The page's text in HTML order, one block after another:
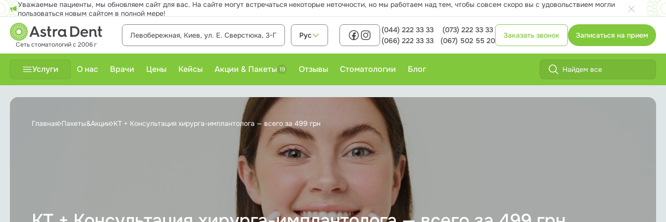
Уважаемые пациенты, мы обновляем сайт для вас. На сайте могут встречаться некоторые неточности, но мы работаем над тем, чтобы совсем скоро вы с удовольствием могли
пользоваться новым сайтом в полной мере!
Сеть стоматологий с 2006 г
Левобережная, Киев, ул. Е. Сверстюка, 3-Г Рус
(044) 222 33 33
(073) 222 33 33
(066) 222 33 33
(067) 502 55 20
Заказать звонок Записаться на прием
Услуги О нас Врачи Цены Кейсы Акции & Пакеты 19 Отзывы Стоматологии Блог
Детская ортодонтия
Детская седация
Детская хирургия
Детская эндодонтия
Лечение кариеса у детей
Главная Пакеты&Акции КТ + Консультация хирурга-имплантолога — всего за 499 грн